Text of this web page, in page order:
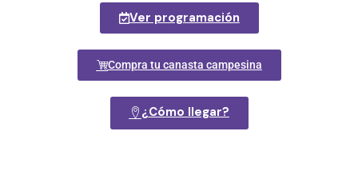
Ver programación
Compra tu canasta campesina
¿Cómo llegar?